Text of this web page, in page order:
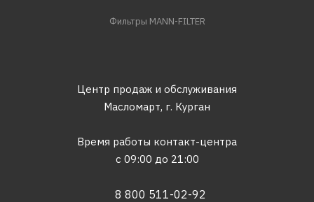
Фильтры MANN-FILTER
Центр продаж и обслуживания
Масломарт, г. Курган
Время работы контакт-центра
с 09:00 до 21:00
8 800 511-02-92